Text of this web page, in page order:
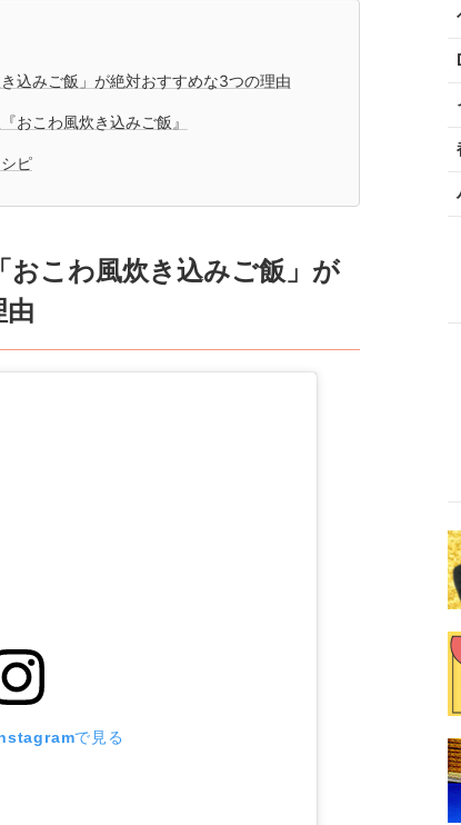
込みご飯」が絶対おすすめな3つの理由
おこわ風炊き込みご飯』
ピ
おこわ風炊き込みご飯」が
で見る